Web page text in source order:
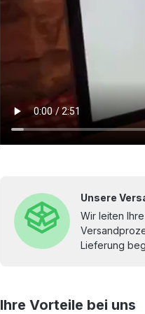
Unsere
Wir leiten
Lieferung
Ihre Vorteile bei uns